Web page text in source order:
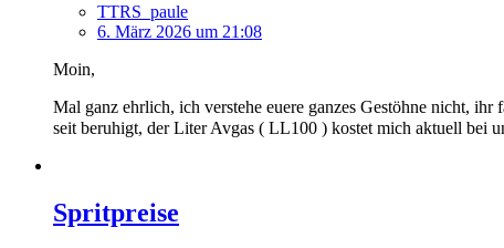
TTRS_paule
6. März 2026 um 21:08
Moin,
Mal ganz ehrlich, ich verstehe euere ganzes Gestöhne nicht,
seit beruhigt, der Liter Avgas ( LL100 ) kostet mich aktuell bei
Spritpreise